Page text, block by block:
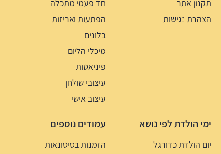
תקנון אתר
הצהרת נגישות
חד פעמי מתכלה
הפתעות ואריזות
בלונים
מיכלי הליום
פיניאטות
עיצובי שולחן
עיצוב אישי
ימי הולדת לפי נושא
יום הולדת כדורגל
עמודים נוספים
הזמנות בסיטונאות